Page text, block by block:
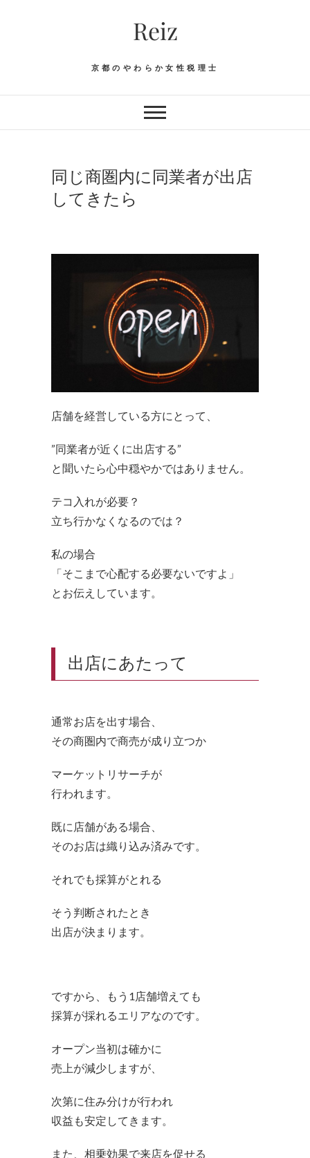
Reiz
京都のやわらか女性税理士
同じ商圏内に同業者が出店
してきたら
店舗を経営している方にとって、
”同業者が近くに出店する”
と聞いたら心中穏やかではありません。
テコ入れが必要？
立ち行かなくなるのでは？
私の場合
「そこまで心配する必要ないですよ」
とお伝えしています。
出店にあたって
通常お店を出す場合、
その商圏内で商売が成り立つか
マーケットリサーチが
行われます。
既に店舗がある場合、
そのお店は織り込み済みです。
それでも採算がとれる
そう判断されたとき
出店が決まります。
ですから、もう1店舗増えても
採算が採れるエリアなのです。
オープン当初は確かに
売上が減少しますが、
次第に住み分けが行われ
収益も安定してきます。
また、相乗効果で来店を促せる